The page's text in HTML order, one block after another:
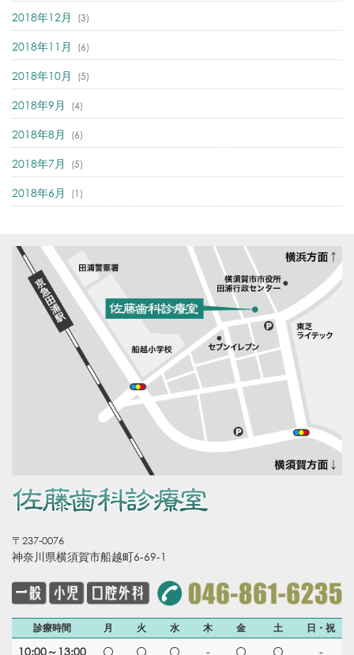
2018年12月 (3)
2018年11月 (6)
2018年10月 (5)
2018年9月 (4)
2018年8月 (6)
2018年7月 (5)
2018年6月 (1)
〒237-0076
神奈川県横須賀市船越町6-69-1
診療時間 月 火 水 木 金 土 日・祝
10:00～13:00 - -